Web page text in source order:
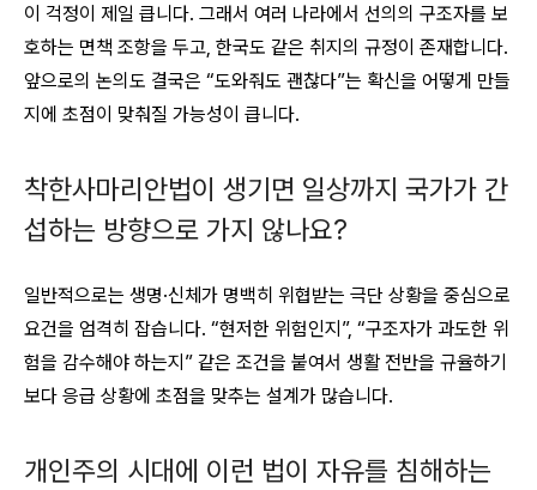
이 걱정이 제일 큽니다. 그래서 여러 나라에서 선의의 구조자를 보
호하는 면책 조항을 두고, 한국도 같은 취지의 규정이 존재합니다.
앞으로의 논의도 결국은 “도와줘도 괜찮다”는 확신을 어떻게 만들
지에 초점이 맞춰질 가능성이 큽니다.
착한사마리안법이 생기면 일상까지 국가가 간
섭하는 방향으로 가지 않나요?
일반적으로는 생명·신체가 명백히 위협받는 극단 상황을 중심으로
요건을 엄격히 잡습니다. “현저한 위험인지”, “구조자가 과도한 위
험을 감수해야 하는지” 같은 조건을 붙여서 생활 전반을 규율하기
보다 응급 상황에 초점을 맞추는 설계가 많습니다.
개인주의 시대에 이런 법이 자유를 침해하는